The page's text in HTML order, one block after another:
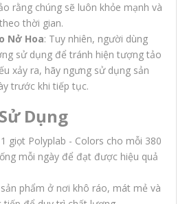
rằng chúng sẽ luôn khỏe mạnh và
thời gian.
Nở Hoa: Tuy nhiên, người dùng
sử dụng để tránh hiện tượng tảo
xảy ra, hãy ngưng sử dụng sản
trước khi tiếp tục.
Dụng
giọt Polyplab - Colors cho mỗi 380
mỗi ngày để đạt được hiệu quả
phẩm ở nơi khô ráo, mát mẻ và